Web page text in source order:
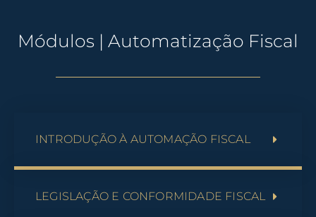
Módulos | Automatização Fiscal
INTRODUÇÃO À AUTOMAÇÃO FISCAL
LEGISLAÇÃO E CONFORMIDADE FISCAL